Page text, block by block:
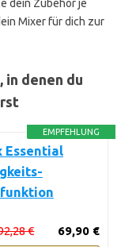
dein Zubehör je
Mixer für dich zur
denen du
EMPFEHLUNG
Essential
69,90 €
€